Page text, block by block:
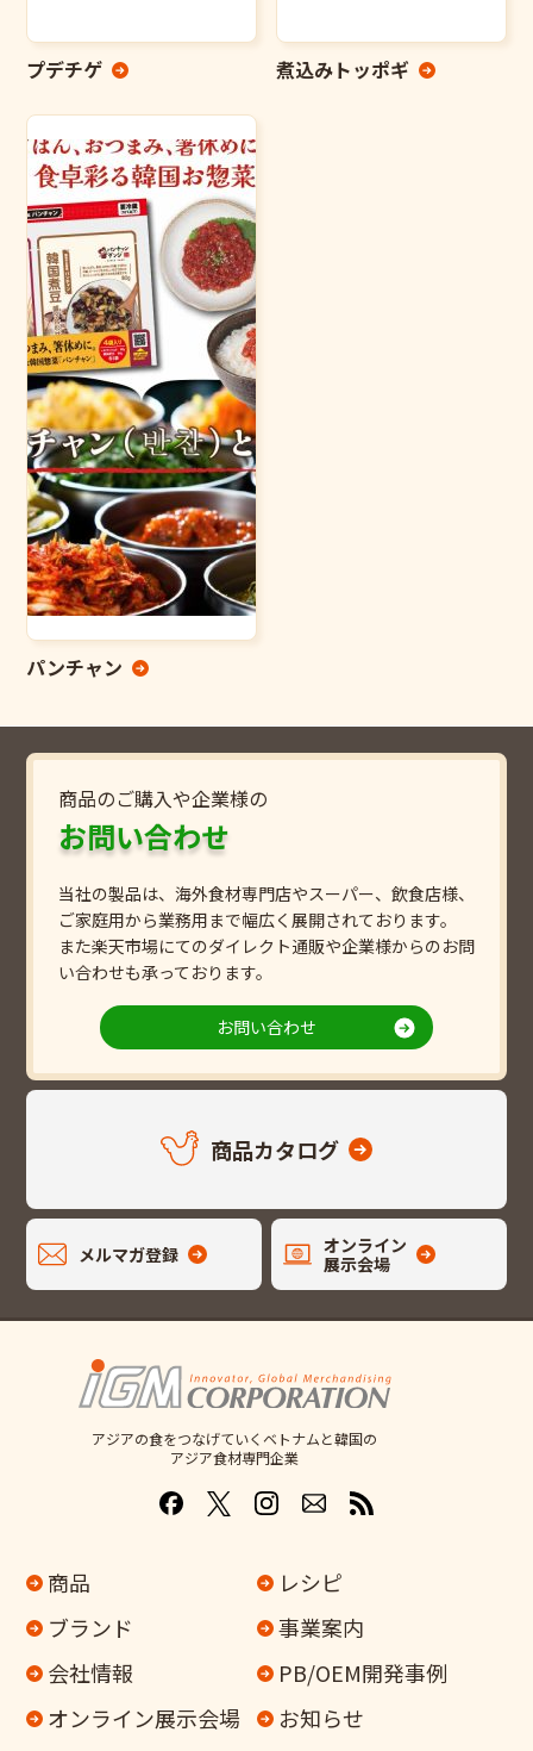
プデチゲ 煮込みトッポギ
パンチャン
商品のご購入や企業様の
お問い合わせ
当社の製品は、海外食材専門店やスーパー、飲食店様、
ご家庭用から業務用まで幅広く展開されております。
また楽天市場にてのダイレクト通販や企業様からのお問
い合わせも承っております。
お問い合わせ
商品カタログ
メルマガ登録
オンライン
展示会場
アジアの食をつなげていくベトナムと韓国の
アジア食材専門企業
商品
レシピ
ブランド
事業案内
会社情報
PB/OEM開発事例
オンライン展示会場
お知らせ